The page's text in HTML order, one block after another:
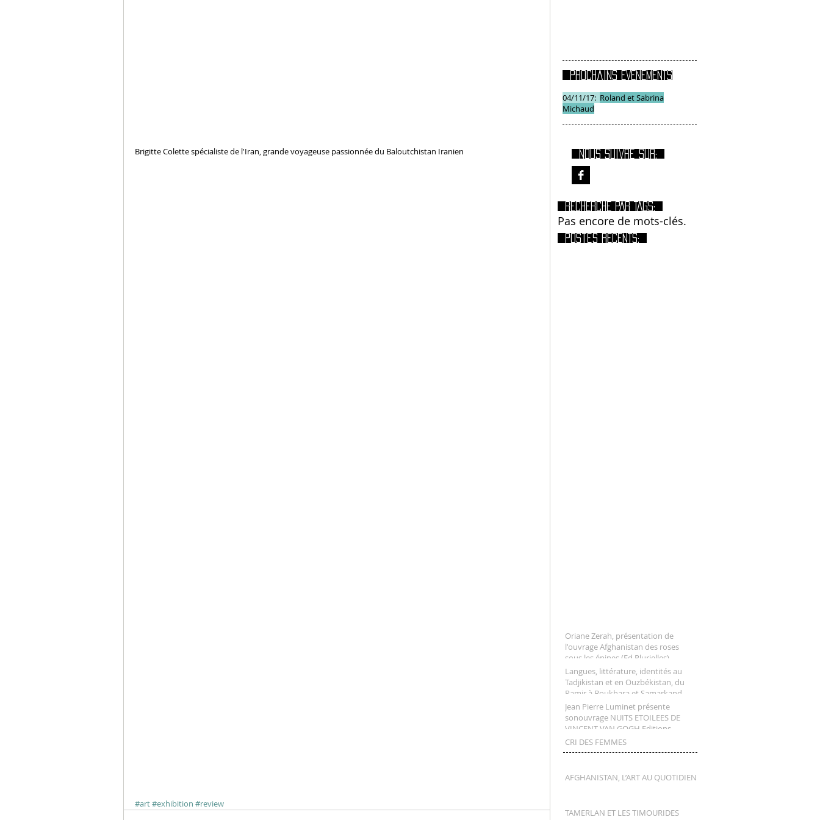
Brigitte Colette spécialiste de l'Iran, grande voyageuse passionnée du Baloutchistan Iranien
#art#exhibition #review
Prochains EVENEMENTS
04/11/17: Roland et Sabrina
Michaud
Nous suivre sur:
RECHERCHE PAR TAGS:
Pas encore de mots-clés.
Postes RECENTS:
Oriane Zerah, présentation de
l'ouvrage Afghanistan des roses
sous les épines (Ed Plurielles)
Langues, littérature, identités au
Tadjikistan et en Ouzbékistan, du
Pamir à Boukhara et Samarkand
Jean Pierre Luminet présente
sonouvrage NUITS ETOILEES DE
VINCENT VAN GOGH Editions
Seghers
CRI DES FEMMES
AFGHANISTAN, L’ART AU QUOTIDIEN
TAMERLAN ET LES TIMOURIDES